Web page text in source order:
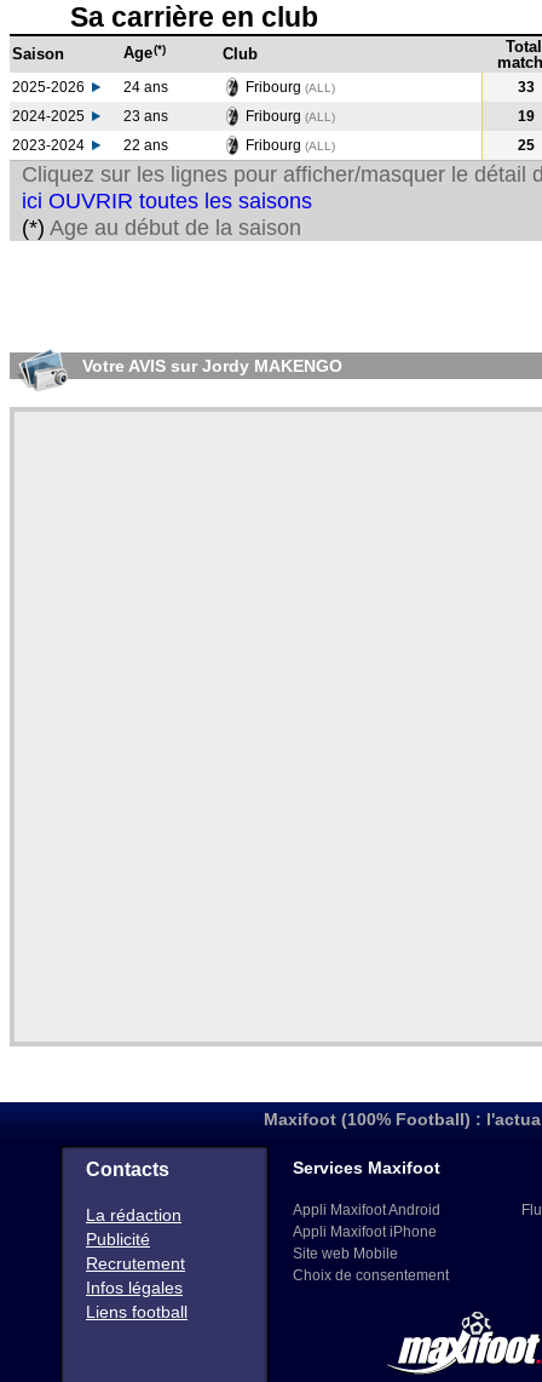
Sa carrière en club
Saison Age(*) Club
Total
2025-2026 24 ans Fribourg (ALL)
33
2024-2025
23 ans Fribourg (ALL )
19
2023-2024
22 ans Fribourg (ALL ) 25
Cliquez sur les lignes pour afficher/masquer le détail
ici OUVRIR toutes les saisons
(*) Age au début de la saison
Votre AVIS sur Jordy MAKENGO
Maxifoot (100% Football) :
Contacts
La rédaction
Publicité
Recrutement
Infos légales
Liens football
Services Maxifoot
Appli Maxifoot Android
Appli Maxifoot iPhone
Site web Mobile
Choix de consentement